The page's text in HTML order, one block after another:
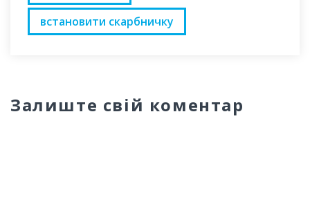
встановити скарбничку
Залиште свій коментар